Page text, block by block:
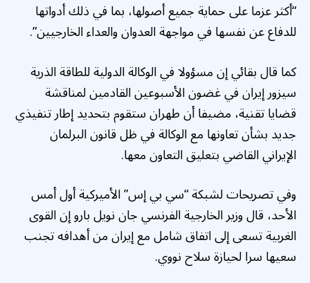
“أكثر عزما على حماية جميع أصولها، بما في ذلك أدواتها
للدفاع عن نفسها في مواجهة العدوان والعداء الخارجيين”.
كما قال بقائي إن مسؤولا في الوكالة الدولية للطاقة الذرية
سيزور إيران في غضون الأسبوعين القادمين لمناقشة
قضايا تقنية، مضيفا أن طهران ستقوم بتحديد إطار تنفيذي
جديد بشأن تعاونها مع الوكالة في ظل قانون البرلمان
الإيراني القاضي بتعليق التعاون معها.
وفي تصريحات لشبكة “سي بي إس” الأميركية أول أمس
الأحد، قال وزير الخارجية الفرنسي جان نويل بارو إن القوى
الغربية تسعى إلى اتفاق شامل مع إيران من أهدافه تجنب
سعيها سرا لحيازة سلاح نووي.